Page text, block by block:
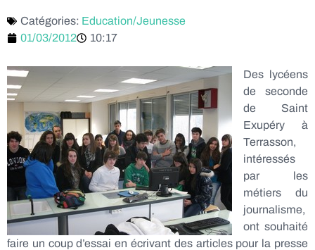
Catégories: Education/Jeunesse
01/03/2012
10:17
Des lycéens
de seconde
de Saint
Exupéry à
Terrasson,
intéressés
par les
métiers du
journalisme,
ont souhaité
faire un coup d’essai en écrivant des articles pour la presse